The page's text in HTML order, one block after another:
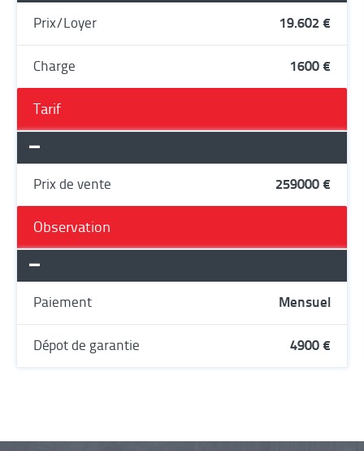
Prix/Loyer 19.602 €
Charge 1600 €
Tarif
Prix de vente 259000 €
Observation
Paiement Mensuel
Dépot de garantie 4900 €